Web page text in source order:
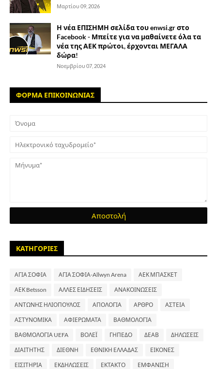
Μαρτίου 09, 2026
Η νέα ΕΠΙΣΗΜΗ σελίδα του enwsi.gr στο
Facebook - Μπείτε για να μαθαίνετε όλα τα
νέα της ΑΕΚ πρώτοι, έρχονται ΜΕΓΑΛΑ
δώρα!
Νοεμβρίου 07, 2024
ΦΟΡΜΑ ΕΠΙΚΟΙΝΩΝΙΑΣ
ΚΑΤΗΓΟΡΙΕΣ
ΑΓΙΑ ΣΟΦΙΑ ΑΓΙΑ ΣΟΦΙΑ-Allwyn Arena ΑΕΚ ΜΠΑΣΚΕΤ
ΑΕΚ Betsson ΑΛΛΕΣ ΕΙΔΗΣΕΙΣ ΑΝΑΚΟΙΝΩΣΕΙΣ
ΑΝΤΩΝΗΣ ΗΛΙΟΠΟΥΛΟΣ ΑΠΟΛΟΓΙΑ ΑΡΘΡΟ ΑΣΤΕΙΑ
ΑΣΤΥΝΟΜΙΚΑ ΑΦΙΕΡΩΜΑΤΑ ΒΑΘΜΟΛΟΓΙΑ
ΒΑΘΜΟΛΟΓΙΑ UEFA ΒΟΛΕΪ ΓΗΠΕΔΟ ΔΕΑΒ ΔΗΛΩΣΕΙΣ
ΔΙΑΙΤΗΤΗΣ ΔΙΕΘΝΗ ΕΘΝΙΚΗ ΕΛΛΑΔΑΣ ΕΙΚΟΝΕΣ
ΕΙΣΙΤΗΡΙΑ ΕΚΔΗΛΩΣΕΙΣ ΕΚΤΑΚΤΟ ΕΜΦΑΝΙΣΗ